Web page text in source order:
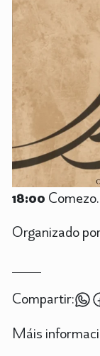
18:00 Comezo.
Organizado
Compartir:
Máis